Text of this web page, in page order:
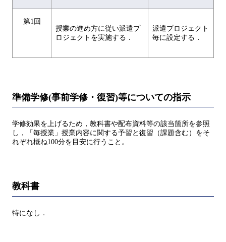
第1回
授業の進め方に従い派遣プ
ロジェクトを実施する．
派遣プロジェクト
毎に設定する．
準備学修(事前学修・復習)等についての指示
学修効果を上げるため，教科書や配布資料等の該当箇所を参照
し，「毎授業」授業内容に関する予習と復習（課題含む）をそ
れぞれ概ね100分を目安に行うこと。
教科書
特になし．